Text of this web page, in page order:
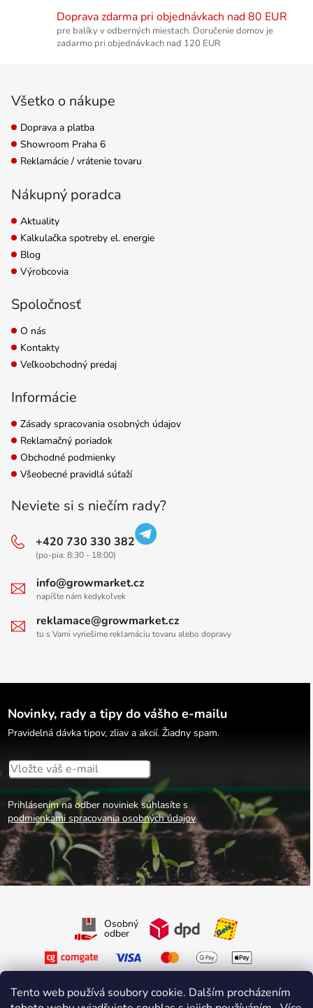
Tento web používá soubory cookie. Dalším procházením
Doprava zdarma pri objednávkach nad 80 EUR
pre balíky v odberných miestach. Doručenie domov je
zadarmo pri objednávkach nad 120 EUR
Všetko o nákupe
Doprava a platba
Showroom Praha 6
Reklamácie / vrátenie tovaru
Nákupný poradca
Aktuality
Kalkulačka spotreby el. energie
Blog
Výrobcovia
Spoločnosť
O nás
Kontakty
Veľkoobchodný predaj
Informácie
Zásady spracovania osobných údajov
Reklamačný poriadok
Obchodné podmienky
Všeobecné pravidlá súťaží
Neviete si s niečím rady?
+420 730 330 382
(po-pia: 8:30 - 18:00)
info@growmarket.cz
napíšte nám kedykoľvek
reklamace@growmarket.cz
tu s Vami vyriešime reklamáciu tovaru alebo dopravy
Novinky, rady a tipy do vášho e-mailu
Pravidelná dávka tipov, zliav a akcií. Žiadny spam.
Prihlásením na odber noviniek súhlasíte s
podmienkami spracovania osobných údajov
Osobný
odber